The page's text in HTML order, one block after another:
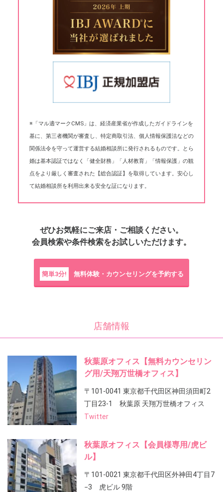
※「マル適マークCMS」は、経済産業省が作成したガイドラインを
基に、第三者機関が審査し、特定商取引法、個人情報保護法などの
関係法令を守って運営する結婚相談所に発行されるものです。とら
婚は基本認証ではなく「健全財務」「人材教育」「情報保護」の観
点をより厳しく審査された【総合認証】を取得しています。安心し
て結婚相談所を利用出来る安全な証になります。
ぜひお気軽にご来店・ご相談ください。
会員検索や条件検索をお試しいただけます。
簡単3分! 無料体験・カウンセリングを予約する
店舗情報
秋葉原オフィス【無料カウンセリン
グ用/天翔万世橋オフィス】
〒101-0041 東京都千代田区神田須田町2
丁目23-1 秋葉原 天翔万世橋オフィス
Twitter
秋葉原オフィス【会員様専用/虎ビ
ル】
〒101-0021 東京都千代田区外神田4丁目7
−3 虎ビル 9階